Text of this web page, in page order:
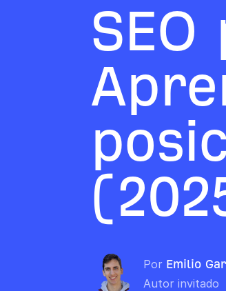
SEO
Por Emilio
Autor invitado